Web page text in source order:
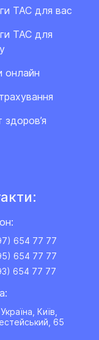
ТАС для вас
ТАС для
онлайн
здоров’я
654 77 77
654 77 77
654 77 77
Київ,
65